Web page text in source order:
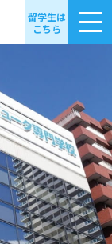
留学生は
こちら